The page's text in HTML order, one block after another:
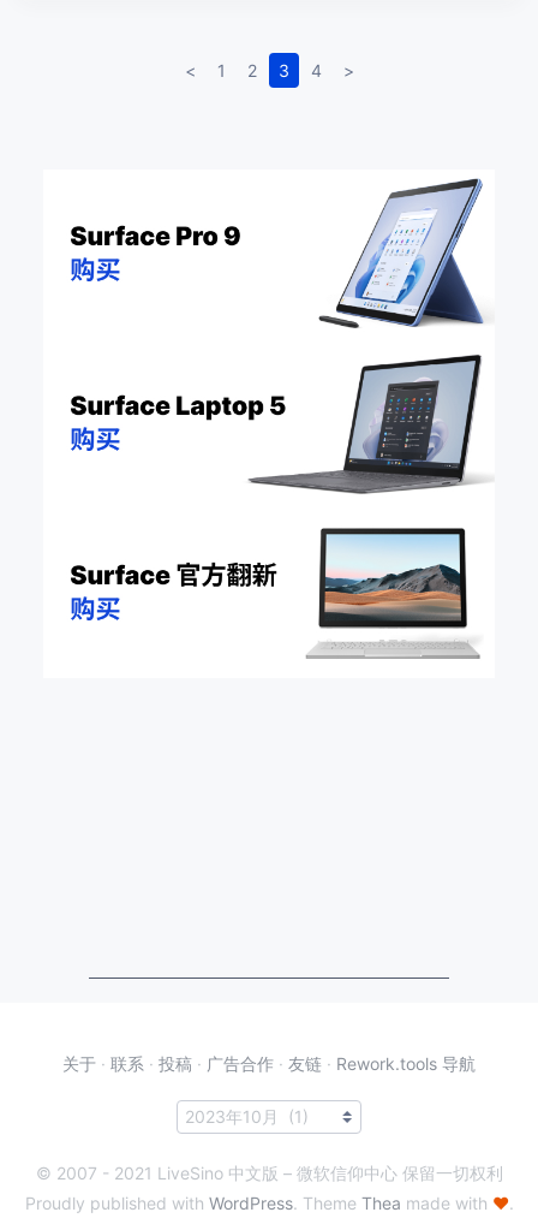
< 1 2 3 4 >
关于 · 联系 · 投稿 · 广告合作 · 友链 · Rework.tools 导航
© 2007 - 2021 LiveSino 中文版 – 微软信仰中心 保留一切权利
Proudly published with WordPress. Theme Thea made with ♥.